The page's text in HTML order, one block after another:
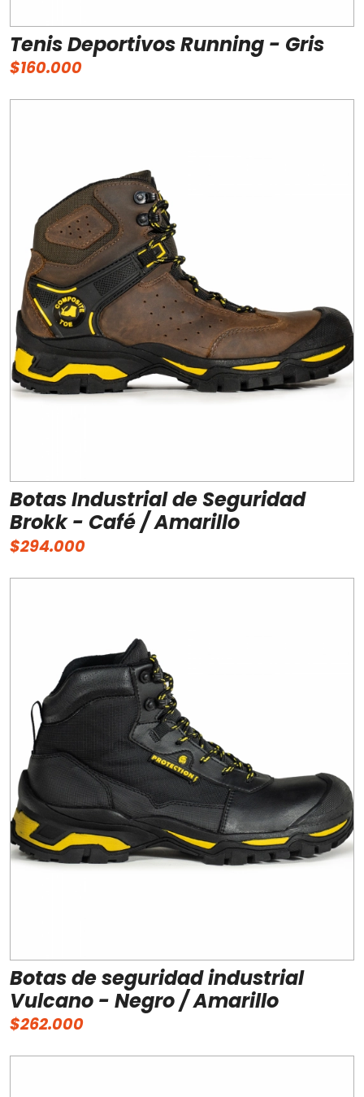
Tenis Deportivos Running - Gris
$160.000
Botas Industrial de Seguridad
Brokk - Café / Amarillo
$294.000
Botas de seguridad industrial
Vulcano - Negro / Amarillo
$262.000